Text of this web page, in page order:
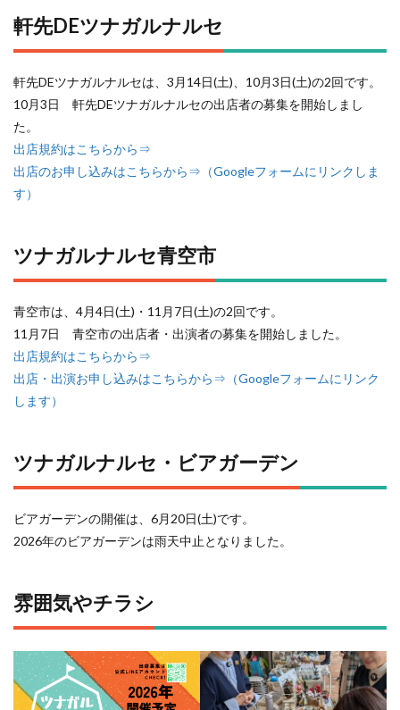
軒先DEツナガルナルセ
軒先DEツナガルナルセは、3月14日(土)、10月3日(土)の2回です。
10月3日 軒先DEツナガルナルセの出店者の募集を開始しまし
た。
出店規約はこちらから⇒
出店のお申し込みはこちらから⇒（Googleフォームにリンクしま
す）
ツナガルナルセ青空市
青空市は、4月4日(土)・11月7日(土)の2回です。
11月7日 青空市の出店者・出演者の募集を開始しました。
出店規約はこちらから⇒
出店・出演お申し込みはこちらから⇒（Googleフォームにリンク
します）
ツナガルナルセ・ビアガーデン
ビアガーデンの開催は、6月20日(土)です。
2026年のビアガーデンは雨天中止となりました。
雰囲気やチラシ